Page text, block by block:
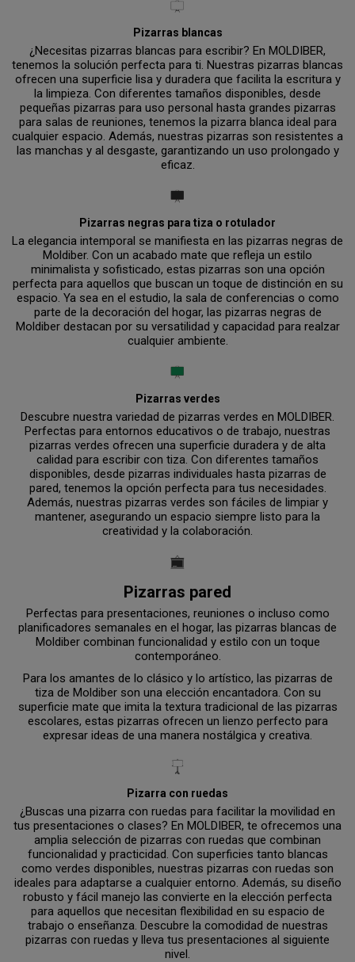
Pizarras blancas
¿Necesitas pizarras blancas para escribir? En MOLDIBER,
tenemos la solución perfecta para ti. Nuestras pizarras blancas
ofrecen una superficie lisa y duradera que facilita la escritura y
la limpieza. Con diferentes tamaños disponibles, desde
pequeñas pizarras para uso personal hasta grandes pizarras
para salas de reuniones, tenemos la pizarra blanca ideal para
cualquier espacio. Además, nuestras pizarras son resistentes a
las manchas y al desgaste, garantizando un uso prolongado y
eficaz.
Pizarras negras para tiza o rotulador
La elegancia intemporal se manifiesta en las pizarras negras de
Moldiber. Con un acabado mate que refleja un estilo
minimalista y sofisticado, estas pizarras son una opción
perfecta para aquellos que buscan un toque de distinción en su
espacio. Ya sea en el estudio, la sala de conferencias o como
parte de la decoración del hogar, las pizarras negras de
Moldiber destacan por su versatilidad y capacidad para realzar
cualquier ambiente.
Pizarras verdes
Descubre nuestra variedad de pizarras verdes en MOLDIBER.
Perfectas para entornos educativos o de trabajo, nuestras
pizarras verdes ofrecen una superficie duradera y de alta
calidad para escribir con tiza. Con diferentes tamaños
disponibles, desde pizarras individuales hasta pizarras de
pared, tenemos la opción perfecta para tus necesidades.
Además, nuestras pizarras verdes son fáciles de limpiar y
mantener, asegurando un espacio siempre listo para la
creatividad y la colaboración.
Pizarras pared
Perfectas para presentaciones, reuniones o incluso como
planificadores semanales en el hogar, las pizarras blancas de
Moldiber combinan funcionalidad y estilo con un toque
contemporáneo.
Para los amantes de lo clásico y lo artístico, las pizarras de
tiza de Moldiber son una elección encantadora. Con su
superficie mate que imita la textura tradicional de las pizarras
escolares, estas pizarras ofrecen un lienzo perfecto para
expresar ideas de una manera nostálgica y creativa.
Pizarra con ruedas
¿Buscas una pizarra con ruedas para facilitar la movilidad en
tus presentaciones o clases? En MOLDIBER, te ofrecemos una
amplia selección de pizarras con ruedas que combinan
funcionalidad y practicidad. Con superficies tanto blancas
como verdes disponibles, nuestras pizarras con ruedas son
ideales para adaptarse a cualquier entorno. Además, su diseño
robusto y fácil manejo las convierte en la elección perfecta
para aquellos que necesitan flexibilidad en su espacio de
trabajo o enseñanza. Descubre la comodidad de nuestras
pizarras con ruedas y lleva tus presentaciones al siguiente
nivel.